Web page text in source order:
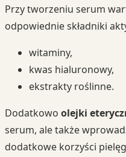
Przy tworzeniu serum
odpowiednie składniki
witaminy,
kwas hialuronowy,
ekstrakty roślinne.
Dodatkowo olejki
serum, ale także
dodatkowe korzyści